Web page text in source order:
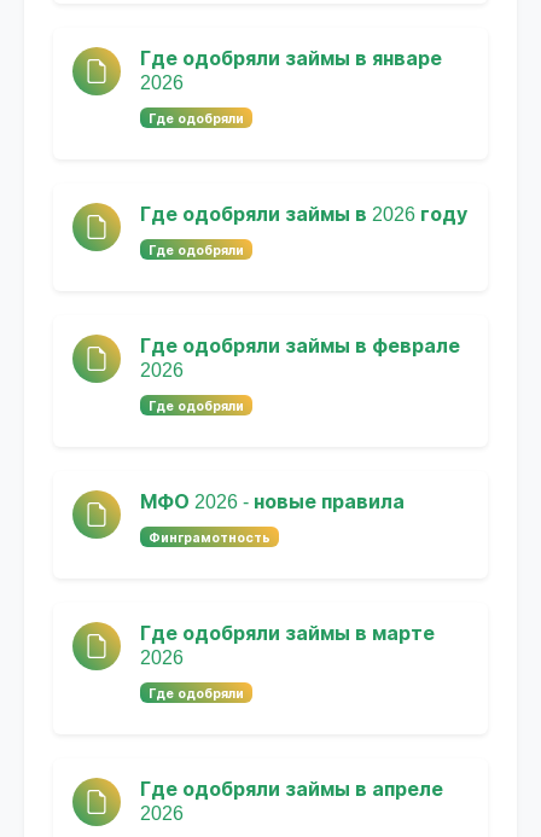
Где одобряли займы в январе
2026
Где одобряли
Где одобряли займы в 2026 году
Где одобряли
Где одобряли займы в феврале
2026
Где одобряли
МФО 2026 - новые правила
Финграмотность
Где одобряли займы в марте
2026
Где одобряли
Где одобряли займы в апреле
2026